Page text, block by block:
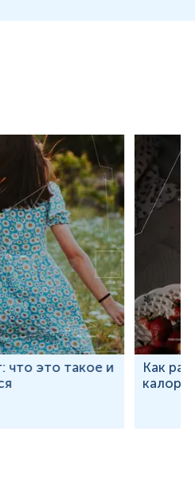
что это такое и
Как